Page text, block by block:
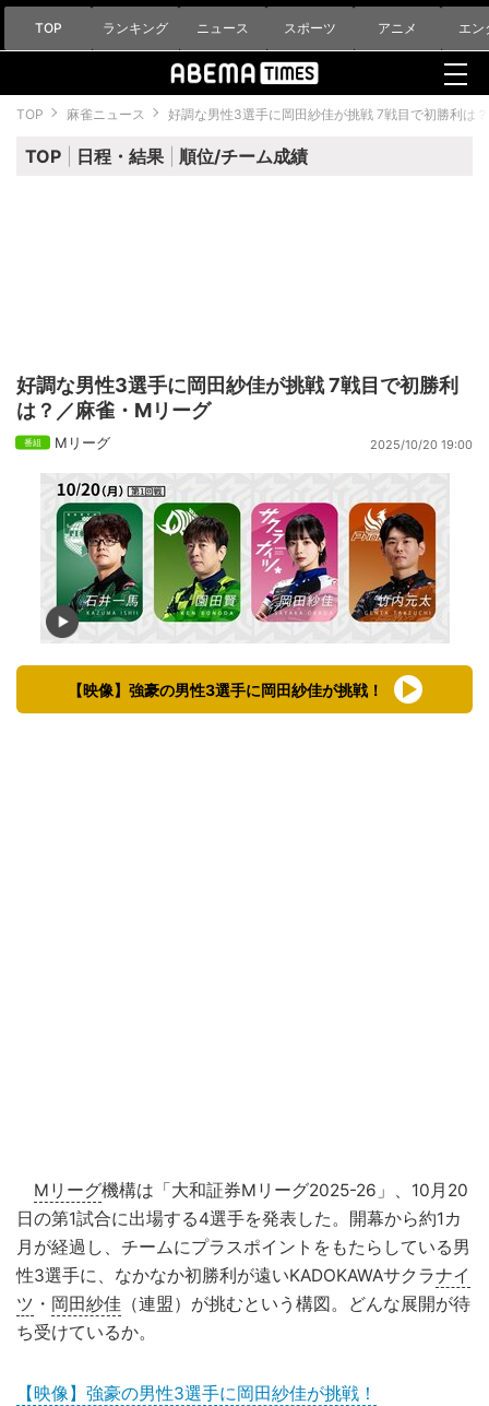
TOP ランキング ニュース スポーツ アニメ エン
TOP 麻雀ニュース 好調な男性3選手に岡田紗佳が挑戦 7戦目で初勝利は
TOP 日程・結果 順位/チーム成績
好調な男性3選手に岡田紗佳が挑戦 7戦目で初勝利
は？／麻雀・Mリーグ
Mリーグ 2025/10/20 19:00
【映像】強豪の男性3選手に岡田紗佳が挑戦！
Mリーグ機構は「大和証券Mリーグ2025-26」、10月20
日の第1試合に出場する4選手を発表した。開幕から約1カ
月が経過し、チームにプラスポイントをもたらしている男
性3選手に、なかなか初勝利が遠いKADOKAWAサクラナイ
ツ ・ 岡田紗佳 （連盟）が挑むという構図。どんな展開が待
ち受けているか。
【映像】強豪の男性3選手に岡田紗佳が挑戦！